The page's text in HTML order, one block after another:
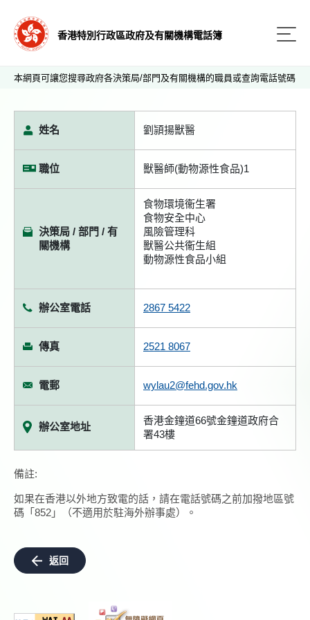
香港特別行政區政府及有關機構電話簿
本網頁可讓您搜尋政府各決策局/部門及有關機構的職員或查詢電話號碼
姓名 劉頴揚獸醫
職位 獸醫師(動物源性食品)1
決策局 / 部門 / 有
關機構
食物環境衞生署
食物安全中心
風險管理科
獸醫公共衞生組
動物源性食品小組
辦公室電話 2867 5422
傳真 2521 8067
電郵 wylau2@fehd.gov.hk
辦公室地址
香港金鐘道66號金鐘道政府合
署43樓
備註:
如果在香港以外地方致電的話，請在電話號碼之前加撥地區號
碼「852」（不適用於駐海外辦事處）。
返回